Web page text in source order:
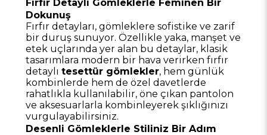
Fırfır Detaylı Gömleklerle Feminen Bir
Dokunuş
Fırfır detayları, gömleklere sofistike ve zarif
bir duruş sunuyor. Özellikle yaka, manşet ve
etek uçlarında yer alan bu detaylar, klasik
tasarımlara modern bir hava verirken fırfır
detaylı tesettür gömlekler, hem günlük
kombinlerde hem de özel davetlerde
rahatlıkla kullanılabilir, öne çıkan pantolon
ve aksesuarlarla kombinleyerek şıklığınızı
vurgulayabilirsiniz.
Desenli Gömleklerle Stiliniz Bir Adım